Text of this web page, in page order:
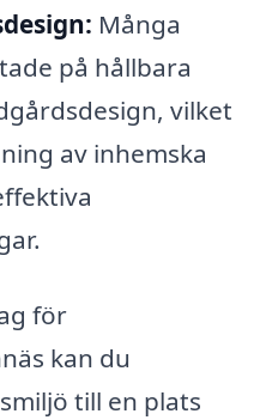
Många
på hållbara
vilket
av inhemska
för
kan du
till en plats